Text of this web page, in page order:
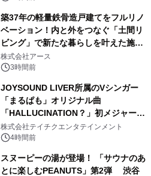
築37年の軽量鉄骨造戸建てをフルリノ
ベーション！内と外をつなぐ「土間リ
ビング」で新たな暮らしを叶えた施工
事例を株式会社アースが公開
株式会社アース
3時間前
JOYSOUND LIVER所属のVシンガー
「まるぱも」オリジナル曲
「HALLUCINATION？」初メジャー配
信リリース決定！
株式会社テイチクエンタテインメント
4時間前
スヌーピーの湯が登場！ 「サウナのあ
とに楽しむPEANUTS」第2弾 渋谷